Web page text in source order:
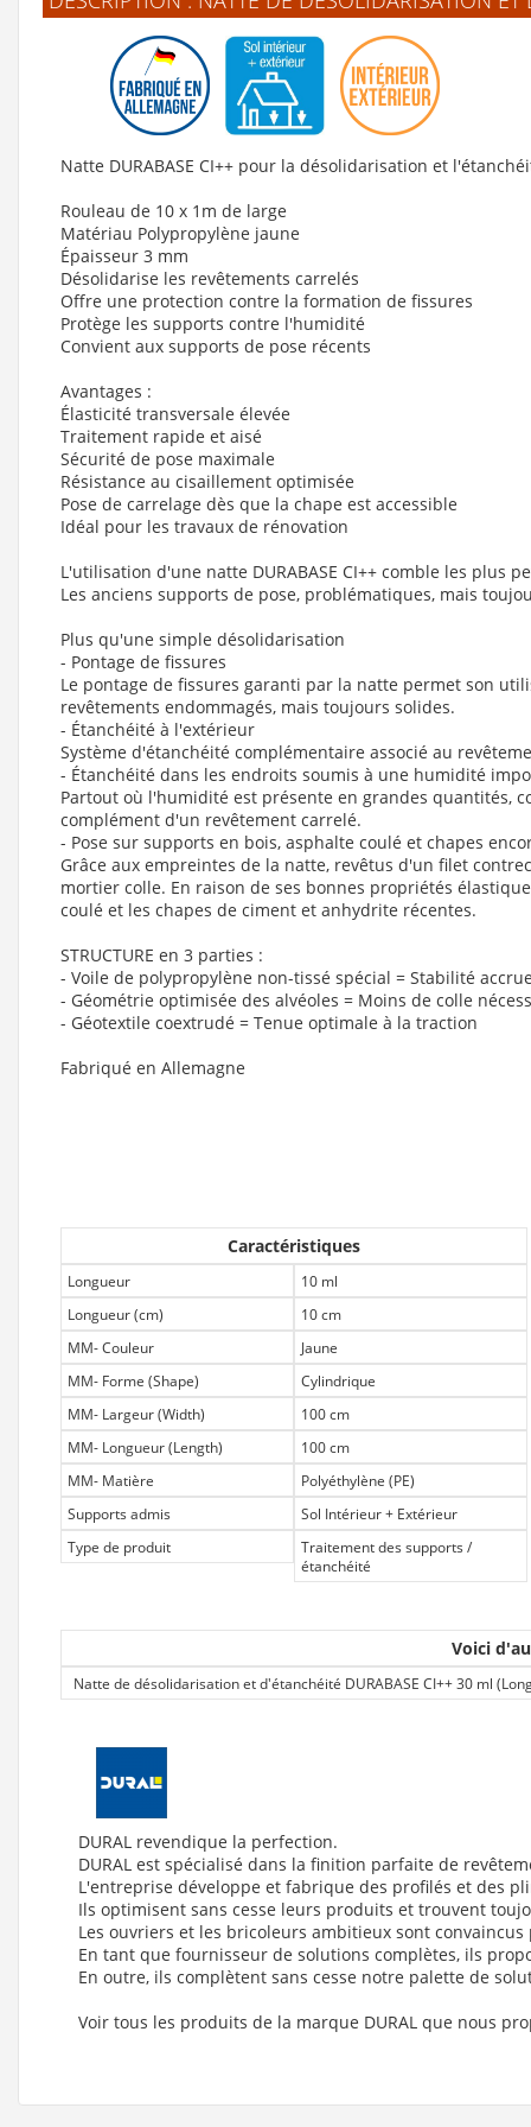
Voir le produit
Natte DURABASE CI++ pour la désolidarisation et
Rouleau de 10 x 1m de large
Matériau Polypropylène jaune
Épaisseur 3 mm
Désolidarise les revêtements carrelés
Offre une protection contre la formation de fissures
Protège les supports contre l'humidité
Convient aux supports de pose récents
Avantages :
Élasticité transversale élevée
Traitement rapide et aisé
Sécurité de pose maximale
Résistance au cisaillement optimisée
Pose de carrelage dès que la chape est accessible
Idéal pour les travaux de rénovation
L'utilisation d'une natte DURABASE CI++ comble les
Les anciens supports de pose, problématiques, mais
Plus qu'une simple désolidarisation
- Pontage de fissures
Le pontage de fissures garanti par la natte permet son
revêtements endommagés, mais toujours solides.
- Étanchéité à l'extérieur
Système d'étanchéité complémentaire associé au
- Étanchéité dans les endroits soumis à une humidité
Partout où l'humidité est présente en grandes quantités,
complément d'un revêtement carrelé.
- Pose sur supports en bois, asphalte coulé et chapes
Grâce aux empreintes de la natte, revêtus d'un filet
mortier colle. En raison de ses bonnes propriétés
coulé et les chapes de ciment et anhydrite récentes.
STRUCTURE en 3 parties :
- Voile de polypropylène non-tissé spécial = Stabilité
- Géométrie optimisée des alvéoles = Moins de colle
- Géotextile coextrudé = Tenue optimale à la traction
Fabriqué en Allemagne
Caractéristiques
Longueur
10 ml
Longueur (cm)
10 cm
MM- Couleur
Jaune
MM- Forme (Shape)
Cylindrique
MM- Largeur (Width)
100 cm
MM- Longueur (Length)
100 cm
MM- Matière
Polyéthylène (PE)
Supports admis
Sol Intérieur + Extérieur
Type de produit
Traitement des supports /
étanchéité
Voici
Natte de désolidarisation et d'étanchéité DURABASE CI++ 30 ml
DURAL revendique la perfection.
DURAL est spécialisé dans la finition parfaite de
L'entreprise développe et fabrique des profilés et des
Ils optimisent sans cesse leurs produits et trouvent
Les ouvriers et les bricoleurs ambitieux sont
En tant que fournisseur de solutions complètes, ils
En outre, ils complètent sans cesse notre palette de
Voir tous les produits de la marque DURAL que nous